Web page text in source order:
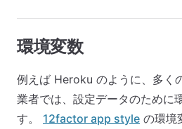
環境変数
例えば Heroku のように、多く
業者では、設定データのために
す。 12factor app style の環境